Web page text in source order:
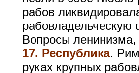
рабов
рабовладельческую
Вопросы ленинизма,
17. Республика.
руках крупных